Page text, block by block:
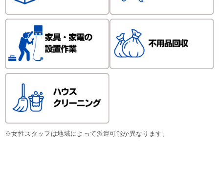
※女性スタッフは地域によって派遣可能か異なります。